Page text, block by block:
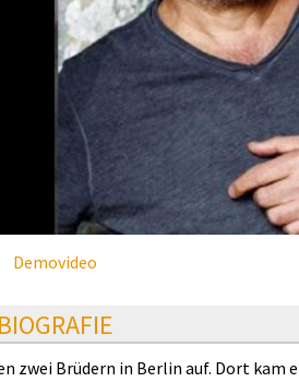
Demovideo
BIOGRAFIE
zwei Brüdern in Berlin auf. Dort kam